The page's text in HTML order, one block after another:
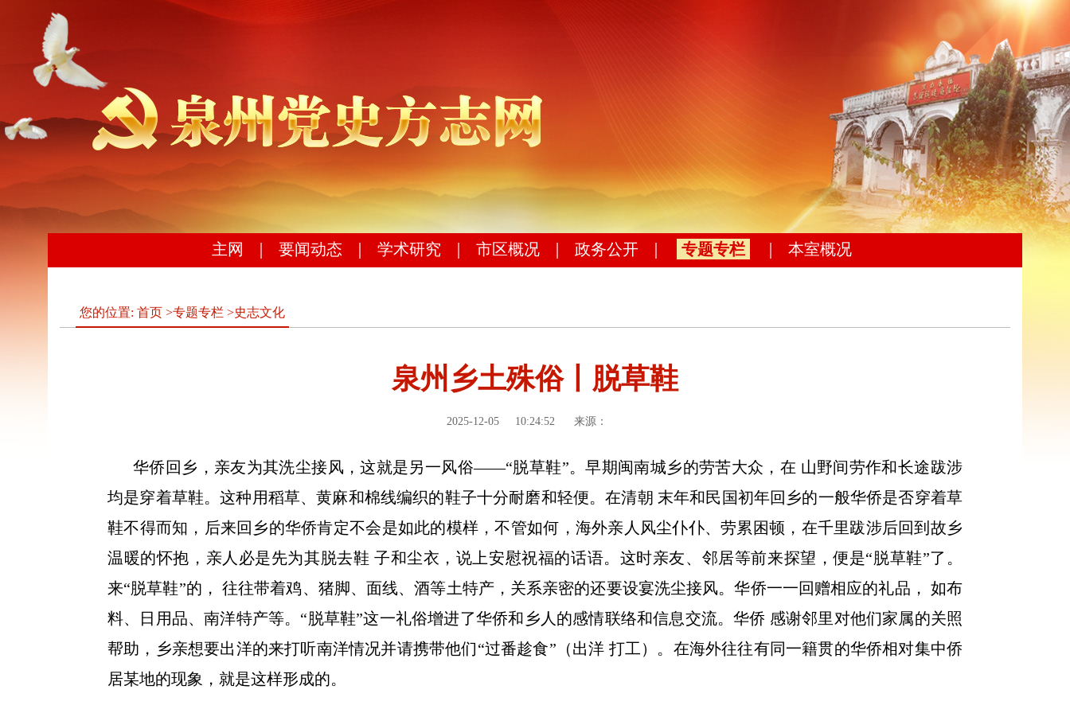
主网 要闻动态 学术研究 市区概况 政务公开 专题专栏 本室概况
您的位置: 首页 >专题专栏 >史志文化
泉州乡土殊俗丨脱草鞋
2025-12-05 10:24:52 来源：
华侨回乡，亲友为其洗尘接风，这就是另一风俗——“脱草鞋”。早期闽南城乡的劳苦大众，在 山野间劳作和长途跋涉
均是穿着草鞋。这种用稻草、黄麻和棉线编织的鞋子十分耐磨和轻便。在清朝 末年和民国初年回乡的一般华侨是否穿着草
鞋不得而知，后来回乡的华侨肯定不会是如此的模样，不管如何，海外亲人风尘仆仆、劳累困顿，在千里跋涉后回到故乡
温暖的怀抱，亲人必是先为其脱去鞋 子和尘衣，说上安慰祝福的话语。这时亲友、邻居等前来探望，便是“脱草鞋”了。
来“脱草鞋”的， 往往带着鸡、猪脚、面线、酒等土特产，关系亲密的还要设宴洗尘接风。华侨一一回赠相应的礼品， 如布
料、日用品、南洋特产等。“脱草鞋”这一礼俗增进了华侨和乡人的感情联络和信息交流。华侨 感谢邻里对他们家属的关照
帮助，乡亲想要出洋的来打听南洋情况并请携带他们“过番趁食”（出洋 打工）。在海外往往有同一籍贯的华侨相对集中侨
居某地的现象，就是这样形成的。